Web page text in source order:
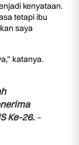
kenyataan.
tetapi ibu
saya
katanya.
Ke-26. –